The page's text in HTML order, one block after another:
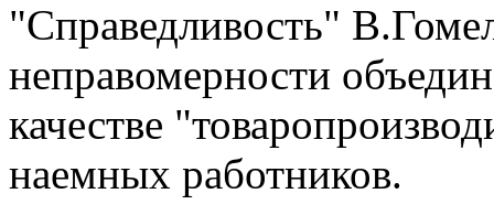
"Справедливость"
неправомерности
качестве
наемных работников.